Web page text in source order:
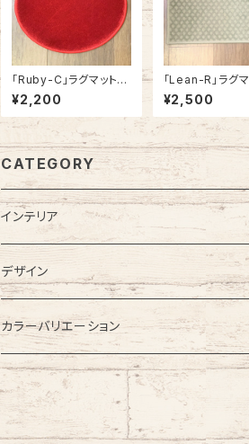
「Ruby-C」ラグマット
チェアパッド カーペット
おしゃれ 丸型 ラウンド
型 円形 アメリカ製
¥2,200
「Lean-R」ラグ
関マット カーペ
ゃれ 長方形 角
カ製
¥2,500
CATEGORY
インテリア
カーペット
ラグカーペット・ラグマット
大型・大きめラグ
小型・小さめラグ
デザイン
無地
格子・チェック柄
幾何学・幾何学模様
カラーバリエーション
レッド・ピンク系
ブルー・ネイビー系